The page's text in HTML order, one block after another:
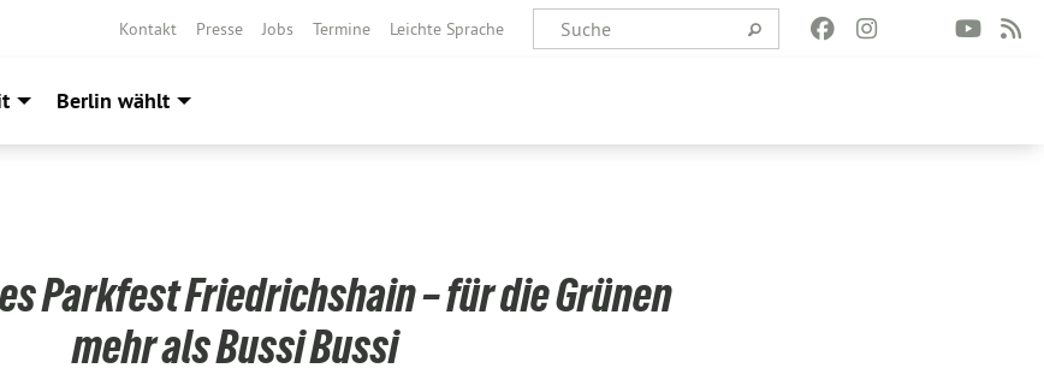
Kontakt Presse Jobs Termine Leichte Sprache
Berlin wählt
Parkfest Friedrichshain – für die Grünen
mehr als Bussi Bussi